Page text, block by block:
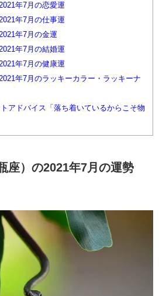
年7月の恋愛運
年7月の仕事運
年7月の金運
年7月の結婚運
年7月の健康運
年7月のラッキーカラー・ラッキーナ
アドバイス「落ち着いているからこそ物
座）の2021年7月の運勢